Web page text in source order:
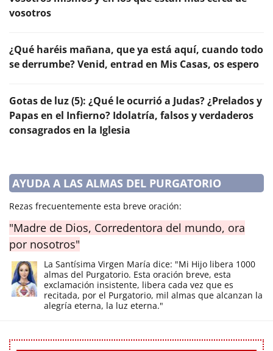
vosotros
¿Qué haréis mañana, que ya está aquí, cuando todo
se derrumbe? Venid, entrad en Mis Casas, os espero
Gotas de luz (5): ¿Qué le ocurrió a Judas? ¿Prelados y
Papas en el Infierno? Idolatría, falsos y verdaderos
consagrados en la Iglesia
AYUDA A LAS ALMAS DEL PURGATORIO
Rezas frecuentemente esta breve oración:
"Madre de Dios, Corredentora del mundo, ora
por nosotros"
La Santísima Virgen María dice: "Mi Hijo libera 1000
almas del Purgatorio. Esta oración breve, esta
exclamación insistente, libera cada vez que es
recitada, por el Purgatorio, mil almas que alcanzan la
alegría eterna, la luz eterna."